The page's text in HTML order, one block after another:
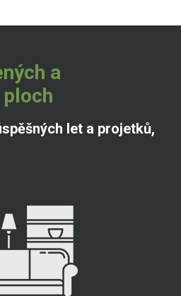
a
let a projetků,